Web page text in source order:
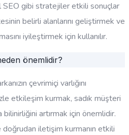
gibi stratejiler etkili sonuçlar
belirli alanlarını geliştirmek ve
iyileştirmek için kullanılır.
önemlidir?
çevrimiçi varlığını
etkileşim kurmak, sadık müşteri
artırmak için önemlidir.
iletişim kurmanın etkili